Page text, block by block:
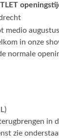
medio
in onze
normale
in
zie